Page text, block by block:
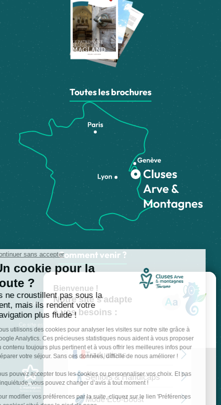
Toutes les brochures
Comment venir ?
Made with IRIS Interactive
Mentions légales - Politique de confidentialité Plan du site
Accessibilité numérique -
conditions d'utilisation
de Google s'appliquent.